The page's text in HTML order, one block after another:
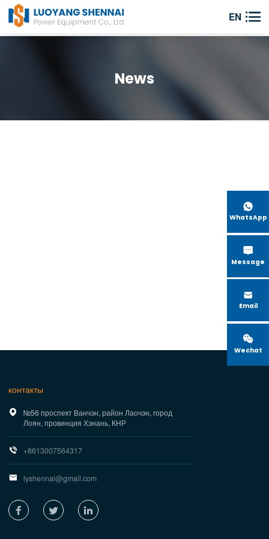
EN 

WhatsApp

Message

Email

Wechat
News
контакты

№56 проспект Ванчэн, район Лаочэн, город
Лоян, провинция Хэнань, КНР
 +8613007564317
 lyshennai@gmail.com
  